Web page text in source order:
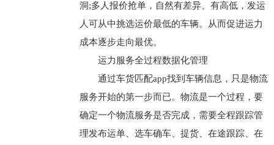
洞;多人报价抢单，自然有差异、有高低，发运
人可从中挑选运价最低的车辆。从而促进运力
成本逐步走向最优。
运力服务全过程数据化管理
通过车货匹配app找到车辆信息，只是物流
服务开始的第一步而已。物流是一个过程，要
确定一个物流服务是否完成，需要全程跟踪管
理发布运单、选车确车、提货、在途跟踪、在